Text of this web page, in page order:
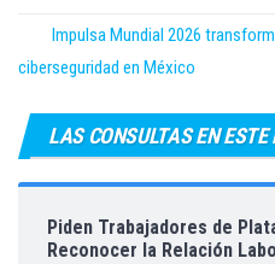
Impulsa Mundial 2026
ciberseguridad en México
LAS CONSULTAS EN
Piden Trabajadores de
Reconocer la Relación